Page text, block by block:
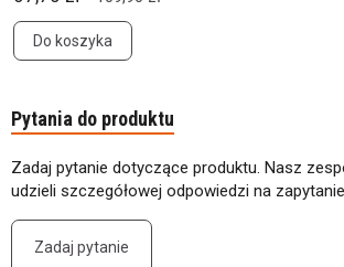
Do koszyka
Pytania do produktu
Zadaj pytanie dotyczące produktu. Nasz
udzieli szczegółowej odpowiedzi na
Zadaj pytanie